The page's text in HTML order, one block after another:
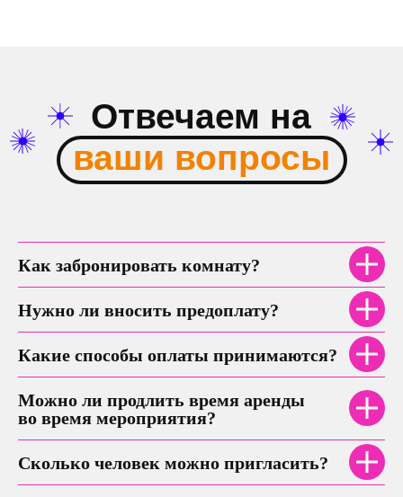
Как забронировать комнату?
Нужно ли вносить предоплату?
Какие способы оплаты принимаются?
Можно ли продлить время аренды
во время мероприятия?
Сколько человек можно пригласить?
находимся